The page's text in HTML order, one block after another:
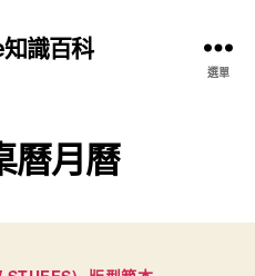
識百科
選單
曆月曆